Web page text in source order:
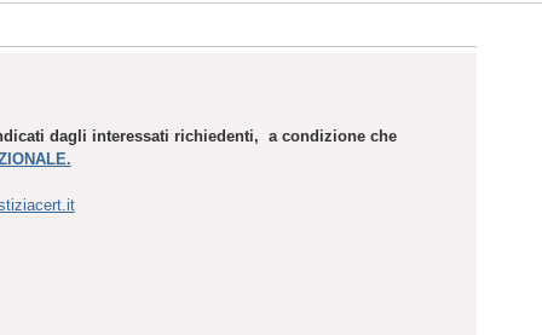
dagli interessati richiedenti, a condizione che